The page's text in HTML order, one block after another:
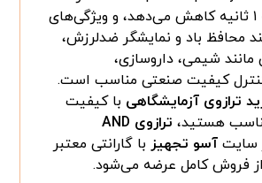
پاسخ‌دهی را به ۱ ثانیه کاهش می‌دهد، و ویژگی‌های
محافظ باد و نمایشگر ضدلرزش،
مانند شیمی، داروسازی،
کیفیت صنعتی مناسب است.
ترازوی آزمایشگاهی با کیفیت
هستید،
ترازوی AND
سایتآسو تجهیز با گارانتی معتبر
فروش کامل عرضه می‌شود.